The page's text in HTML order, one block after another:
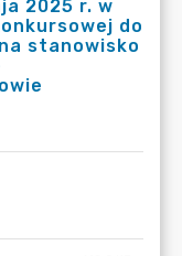
2025 r. w
do
stanowisko